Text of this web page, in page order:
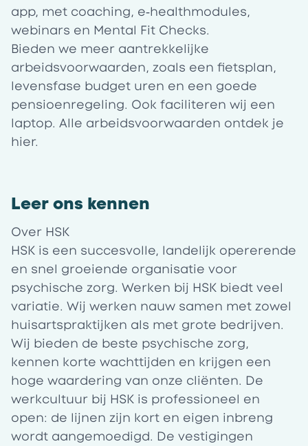
app, met coaching, e‑healthmodules,
webinars en Mental Fit Checks.
Bieden we meer aantrekkelijke
arbeidsvoorwaarden, zoals een fietsplan,
levensfase budget uren en een goede
pensioenregeling. Ook faciliteren wij een
laptop. Alle arbeidsvoorwaarden ontdek je
hier.
Leer ons kennen
Over HSK
HSK is een succesvolle, landelijk opererende
en snel groeiende organisatie voor
psychische zorg. Werken bij HSK biedt veel
variatie. Wij werken nauw samen met zowel
huisartspraktijken als met grote bedrijven.
Wij bieden de beste psychische zorg,
kennen korte wachttijden en krijgen een
hoge waardering van onze cliënten. De
werkcultuur bij HSK is professioneel en
open: de lijnen zijn kort en eigen inbreng
wordt aangemoedigd. De vestigingen